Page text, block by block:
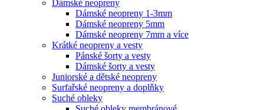
Dámské neopreny
Dámské neopreny 1-3mm
Dámské neopreny 5mm
Dámské neopreny 7mm a více
Krátké neopreny a vesty
Pánské šorty a vesty
Dámské šorty a vesty
Juniorské a dětské neopreny
Surfařské neopreny a doplňky
Suché obleky